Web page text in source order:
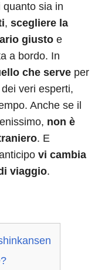
quanto sia in
, scegliere la
giusto e
a bordo. In
che serve per
veri esperti,
Anche se il
non è
. E
vi cambia
viaggio.